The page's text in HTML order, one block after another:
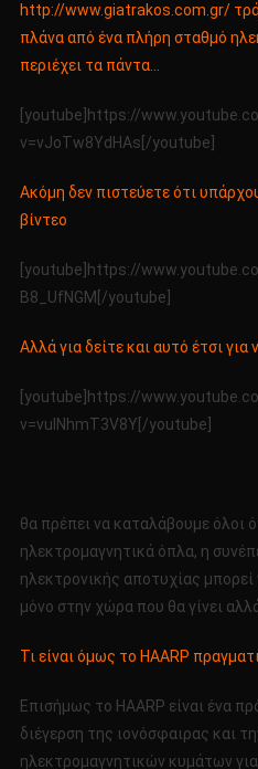
http://www.giatrakos.com.gr/
πλάνα από ένα πλήρη σταθμό
περιέχει τα πάντα…
[youtube]https://
v=vJoTw8YdHAs[/youtube]
Ακόμη δεν πιστεύετε ότι
βίντεο
[youtube]https://
B8_UfNGM[/youtube]
Αλλά για δείτε και αυτό έτσι για
[youtube]https://
v=vuINhmT3V8Y[/youtube]
θα πρέπει να καταλάβουμε όλοι
ηλεκτρομαγνητικά όπλα, η
ηλεκτρονικής αποτυχίας μπορεί
μόνο στην χώρα που θα γίνει
Τι είναι όμως το HAARP
Επισήμως το ΗΑΑRP είναι ένα
διέγερση της ιονόσφαιρας και
ηλεκτρομαγνητικών κυμάτων